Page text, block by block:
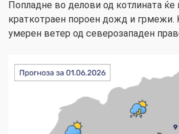
Попладне во делови од котлината ќе
краткотраен пороен дожд и грмежи.
умерен ветер од северозападен